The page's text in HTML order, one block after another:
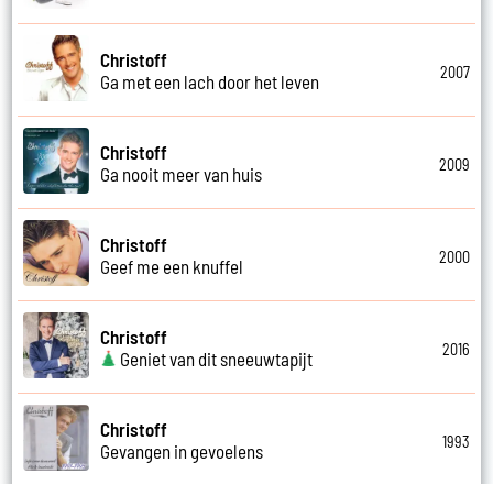
Christoff
Ga met een lach door het leven
2007
Christoff
Ga nooit meer van huis
2009
Christoff
Geef me een knuffel
2000
Christoff
Geniet van dit sneeuwtapijt
2016
Christoff
Gevangen in gevoelens
1993